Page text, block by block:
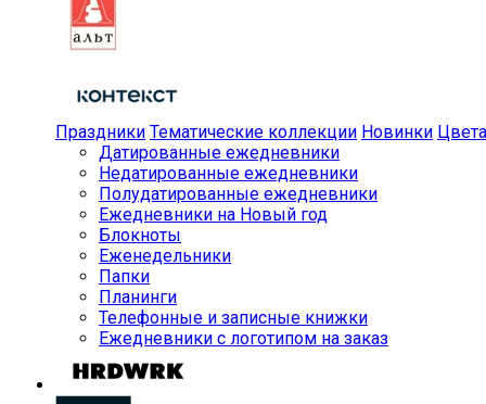
Праздники Тематические коллекции Новинки Цвета
Датированные ежедневники
Недатированные ежедневники
Полудатированные ежедневники
Ежедневники на Новый год
Блокноты
Еженедельники
Папки
Планинги
Телефонные и записные книжки
Ежедневники с логотипом на заказ